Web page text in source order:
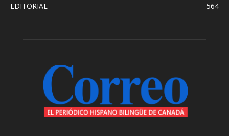
EDITORIAL
564